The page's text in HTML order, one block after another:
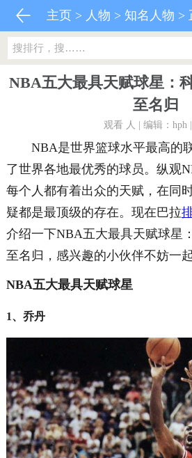
主页 > 人物 > 知名人物 >
NBA五大最具天赋球星：
至名归
观看 人 | 编辑：hph
NBA是世界篮球水平最高的
了世界各地最优秀的球员。纵观
每个人都有着出众的天赋，在同
疑都是最顶级的存在。现在巴拉
介绍一下NBA五大最具天赋球星
至名归，感兴趣的小伙伴不妨一
NBA五大最具天赋球星
1、乔丹